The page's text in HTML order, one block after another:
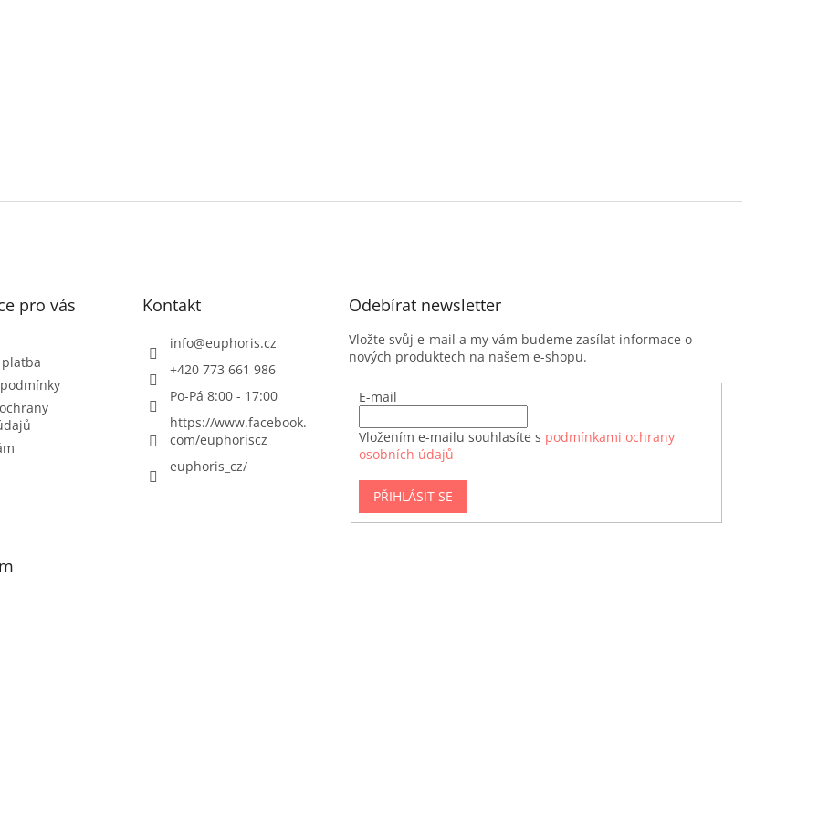
pro vás Kontakt
info@euphoris.cz
+420 773 661 986
Po-Pá 8:00 - 17:00
https://www.facebook.
com/euphoriscz
euphoris_cz/
Odebírat newsletter
Vložte svůj e-mail a my vám budeme zasílat informace o
nových produktech na našem e-shopu.
E-mail
Vložením e-mailu souhlasíte s podmínkami ochrany
osobních údajů
PŘIHLÁSIT SE